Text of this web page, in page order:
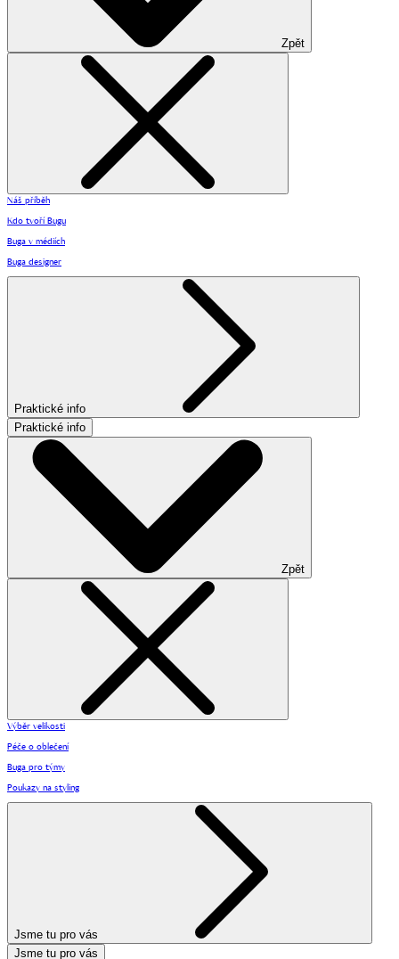
Zpět
Náš příběh
Kdo tvoří Bugu
Buga v médiích
Buga designer
Praktické info
Praktické info
Zpět
Výběr velikosti
Péče o oblečení
Buga pro týmy
Poukazy na styling
Jsme tu pro vás
Jsme tu pro vás